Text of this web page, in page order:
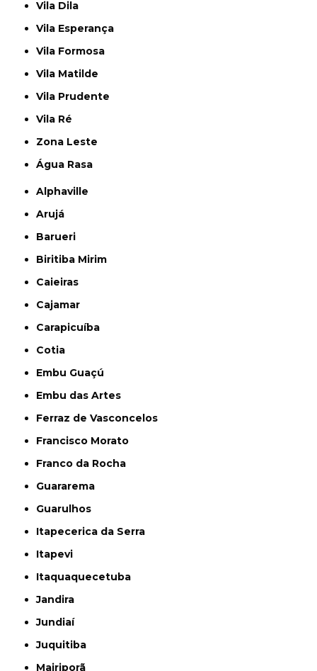
Vila Dila
Vila Esperança
Vila Formosa
Vila Matilde
Vila Prudente
Vila Ré
Zona Leste
Água Rasa
Alphaville
Arujá
Barueri
Biritiba Mirim
Caieiras
Cajamar
Carapicuíba
Cotia
Embu Guaçú
Embu das Artes
Ferraz de Vasconcelos
Francisco Morato
Franco da Rocha
Guararema
Guarulhos
Itapecerica da Serra
Itapevi
Itaquaquecetuba
Jandira
Jundiaí
Juquitiba
Mairiporã